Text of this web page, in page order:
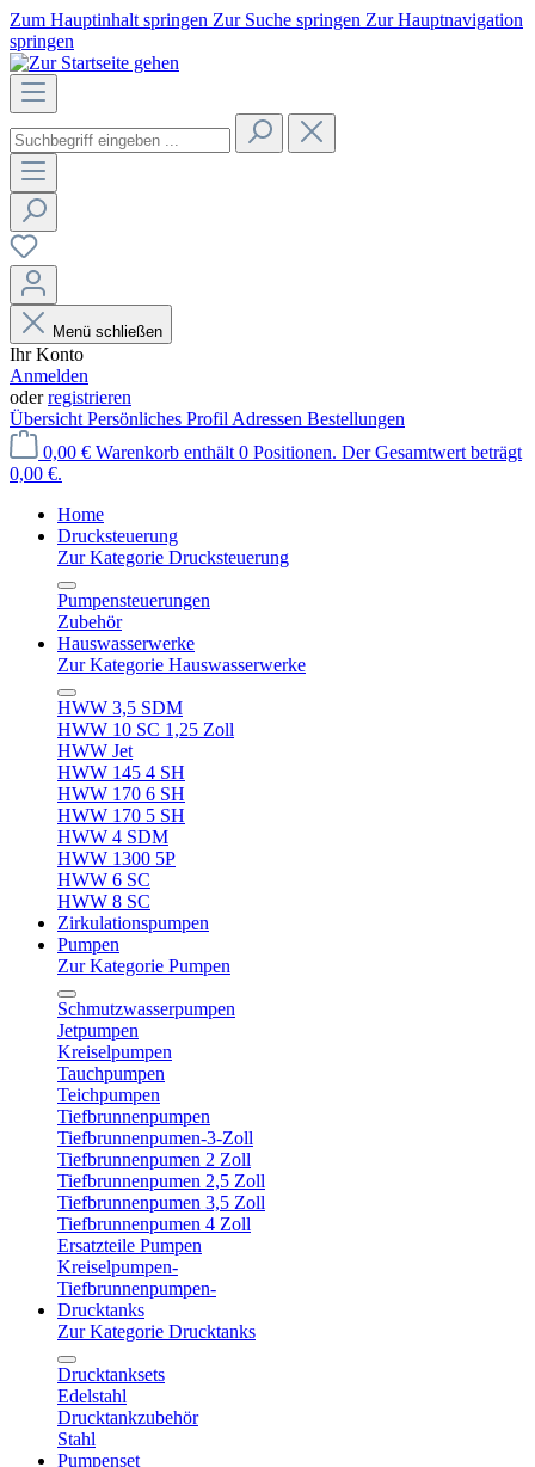
Zum Hauptinhalt springen Zur Suche springen Zur Hauptnavigation
springen
Menü schließen
Ihr Konto
Anmelden
oderregistrieren
Übersicht Persönliches Profil Adressen Bestellungen
0,00 € Warenkorb enthält 0 Positionen. Der Gesamtwert beträgt
0,00 €.
Home
Drucksteuerung
Zur Kategorie Drucksteuerung
Pumpensteuerungen
Zubehör
Hauswasserwerke
Zur Kategorie Hauswasserwerke
HWW 3,5 SDM
HWW 10 SC 1,25 Zoll
HWW Jet
HWW 145 4 SH
HWW 170 6 SH
HWW 170 5 SH
HWW 4 SDM
HWW 1300 5P
HWW 6 SC
HWW 8 SC
Zirkulationspumpen
Pumpen
Zur Kategorie Pumpen
Schmutzwasserpumpen
Jetpumpen
Kreiselpumpen
Tauchpumpen
Teichpumpen
Tiefbrunnenpumpen
Tiefbrunnenpumen-3-Zoll
Tiefbrunnenpumen 2 Zoll
Tiefbrunnenpumen 2,5 Zoll
Tiefbrunnenpumen 3,5 Zoll
Tiefbrunnenpumen 4 Zoll
Ersatzteile Pumpen
Kreiselpumpen-
Tiefbrunnenpumpen-
Drucktanks
Zur Kategorie Drucktanks
Drucktanksets
Edelstahl
Drucktankzubehör
Stahl
Pumpenset